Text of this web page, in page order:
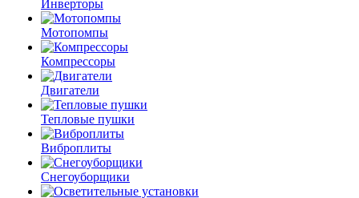
Инверторы
Мотопомпы
Компрессоры
Двигатели
Тепловые пушки
Виброплиты
Снегоуборщики